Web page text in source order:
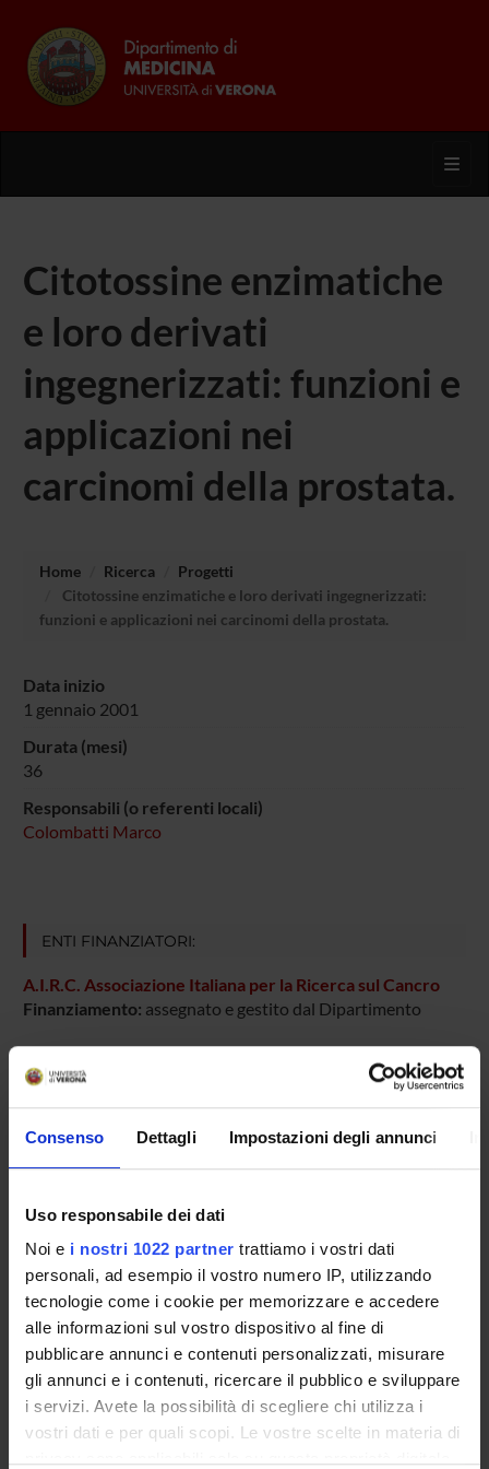
Consenso Dettagli Impostazioni degli annunci
Uso responsabile dei dati
Noi e i nostri 1022 partner trattiamo i vostri dati
personali, ad esempio il vostro numero IP, utilizzando
tecnologie come i cookie per memorizzare e accedere
alle informazioni sul vostro dispositivo al fine di
pubblicare annunci e contenuti personalizzati, misurare
gli annunci e i contenuti, ricercare il pubblico e sviluppare
i servizi. Avete la possibilità di scegliere chi utilizza i
vostri dati e per quali scopi. Le vostre scelte in materia di
Citotossine enzimatiche
e loro derivati
ingegnerizzati: funzioni e
applicazioni nei
carcinomi della prostata.
Home Ricerca
Progetti
Citotossine enzimatiche e loro derivati ingegnerizzati:
funzioni e applicazioni nei carcinomi della prostata.
Data inizio
1 gennaio 2001
Durata (mesi)
36
Responsabili (o referenti locali)
Colombatti Marco
ENTI FINANZIATORI:
A.I.R.C. Associazione Italiana per la Ricerca sul Cancro
Finanziamento: assegnato e gestito dal Dipartimento
PARTECIPANTI AL PROGETTO
Cristina Anselmi
Tecnico-Amministrativo
Giuseppe Bellisola
Deborah Castelletti
Marco Colombatti
Fabrizio Comper
Giulio Fracasso